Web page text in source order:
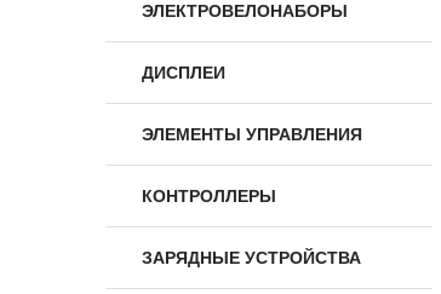
ЭЛЕКТРОВЕЛОНАБОРЫ
ДИСПЛЕИ
ЭЛЕМЕНТЫ УПРАВЛЕНИЯ
КОНТРОЛЛЕРЫ
ЗАРЯДНЫЕ УСТРОЙСТВА